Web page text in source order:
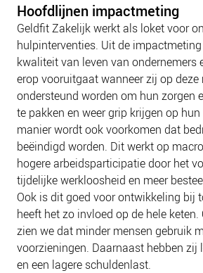
Hoofdlijnen impactmeting
Geldfit Zakelijk werkt als loket voor
hulpinterventies. Uit de
kwaliteit van leven van ondernemers
erop vooruitgaat wanneer zij op deze
ondersteund worden om hun zorgen
te pakken en weer grip krijgen op
manier wordt ook voorkomen dat
beëindigd worden. Dit werkt op
hogere arbeidsparticipatie door het
tijdelijke werkloosheid en meer
Ook is dit goed voor ontwikkeling bij
heeft het zo invloed op de hele
zien we dat minder mensen gebruik
voorzieningen. Daarnaast hebben zij
en een lagere schuldenlast.